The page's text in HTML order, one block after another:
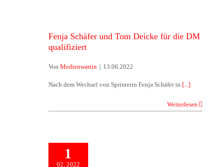
Fenja Schäfer und Tom Deicke für die DM
qualifiziert
Von Medienwartin | 13.06.2022
Nach dem Wechsel von Sprinterin Fenja Schäfer in [...]
Weiterlesen
1
02, 2022